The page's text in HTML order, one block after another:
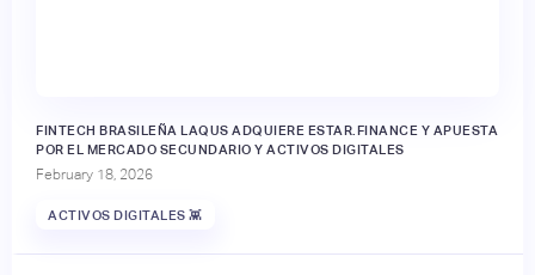
FINTECH BRASILEÑA LAQUS ADQUIERE ESTAR.FINANCE Y APUESTA
POR EL MERCADO SECUNDARIO Y ACTIVOS DIGITALES
February 18, 2026
ACTIVOS DIGITALES 👾